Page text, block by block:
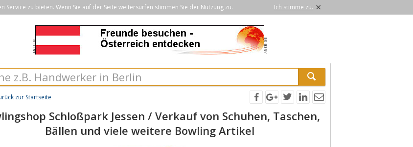
zu bieten. Wenn Sie auf der Seite weitersurfen stimmen Sie der Nutzung zu. Ich stimme zu. ×
zur Startseite
Schloßpark Jessen / Verkauf von Schuhen, Taschen,
Bällen und viele weitere Bowling Artikel